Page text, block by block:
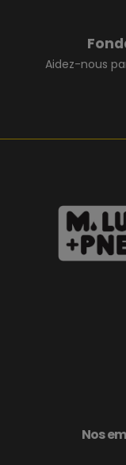
Aidez-nous
Nos